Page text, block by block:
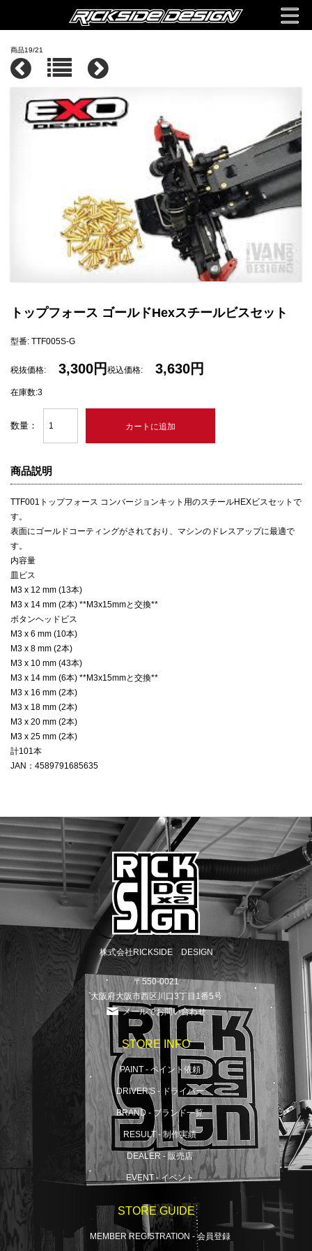
商品19/21
トップフォース ゴールドHexスチールビスセット
型番: TTF005S-G
税抜価格: 3,300円 税込価格: 3,630円
在庫数:3
数量：
商品説明
TTF001トップフォース コンバージョンキット用のスチールHEXビスセットで
す。
表面にゴールドコーティングがされており、マシンのドレスアップに最適で
す。
内容量
皿ビス
M3 x 12 mm (13本)
M3 x 14 mm (2本) **M3x15mmと交換**
ボタンヘッドビス
M3 x 6 mm (10本)
M3 x 8 mm (2本)
M3 x 10 mm (43本)
M3 x 14 mm (6本) **M3x15mmと交換**
M3 x 16 mm (2本)
M3 x 18 mm (2本)
M3 x 20 mm (2本)
M3 x 25 mm (2本)
計101本
JAN：4589791685635
株式会社RICKSIDE DESIGN
〒550-0021
大阪府大阪市西区川口3丁目1番5号
メールでお問い合わせ
STORE INFO
PAINT - ペイント依頼
DRIVER'S - ドライバー
BRAND - ブランド一覧
RESULT - 制作実績
DEALER - 販売店
EVENT - イベント
STORE GUIDE
MEMBER REGISTRATION - 会員登録